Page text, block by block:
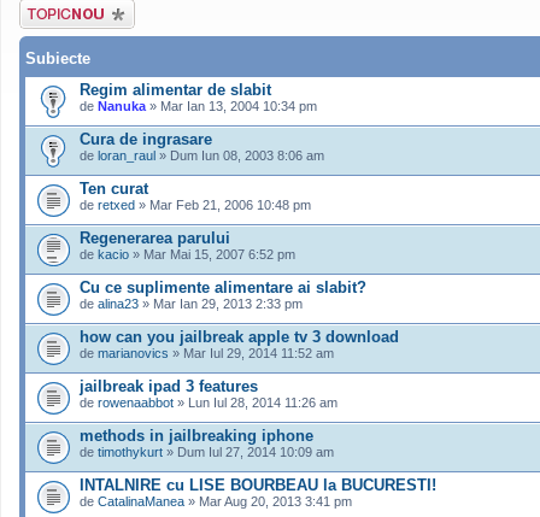
Scrie un subiect
nou
Subiecte
Regim alimentar de slabit
de Nanuka » Mar Ian 13, 2004 10:34 pm
Cura de ingrasare
de loran_raul » Dum Iun 08, 2003 8:06 am
Ten curat
de retxed » Mar Feb 21, 2006 10:48 pm
Regenerarea parului
de kacio » Mar Mai 15, 2007 6:52 pm
Cu ce suplimente alimentare ai slabit?
de alina23 » Mar Ian 29, 2013 2:33 pm
how can you jailbreak apple tv 3 download
de marianovics » Mar Iul 29, 2014 11:52 am
jailbreak ipad 3 features
de rowenaabbot » Lun Iul 28, 2014 11:26 am
methods in jailbreaking iphone
de timothykurt » Dum Iul 27, 2014 10:09 am
INTALNIRE cu LISE BOURBEAU la BUCURESTI!
de CatalinaManea » Mar Aug 20, 2013 3:41 pm